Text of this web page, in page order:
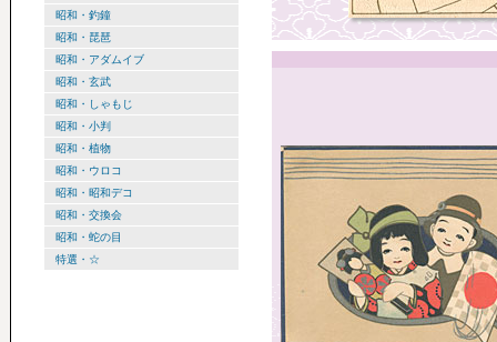
昭和・釣鐘
昭和・琵琶
昭和・アダムイブ
昭和・玄武
昭和・しゃもじ
昭和・小判
昭和・植物
昭和・ウロコ
昭和・昭和デコ
昭和・交換会
昭和・蛇の目
特選・☆